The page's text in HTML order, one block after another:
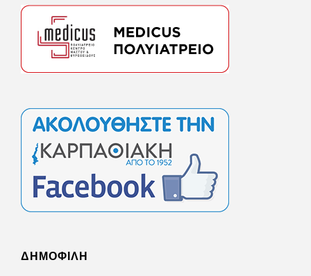
ΔΗΜΟΦΙΛΗ